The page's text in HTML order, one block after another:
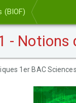
(BIOF)
- Notions
1er BAC